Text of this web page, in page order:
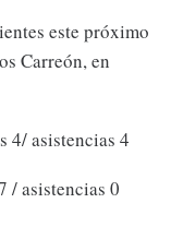
este próximo
Carreón, en
4/ asistencias 4
/ asistencias 0